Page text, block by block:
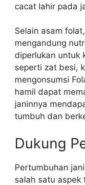
cacat lahir pada
Selain asam
mengandung
diperlukan untuk
seperti zat besi,
mengonsumsi
hamil dapat
janinnya
tumbuh dan
Dukung
Pertumbuhan
salah satu aspek